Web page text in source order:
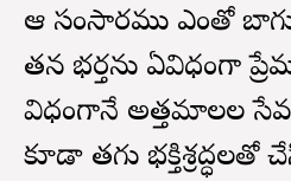
ఆ సంసారము ఎంతో
తన భర్తను ఏవిధంగా
విధంగానే అత్తమాలల
కూడా తగు భక్తిశ్రద్ధలతో